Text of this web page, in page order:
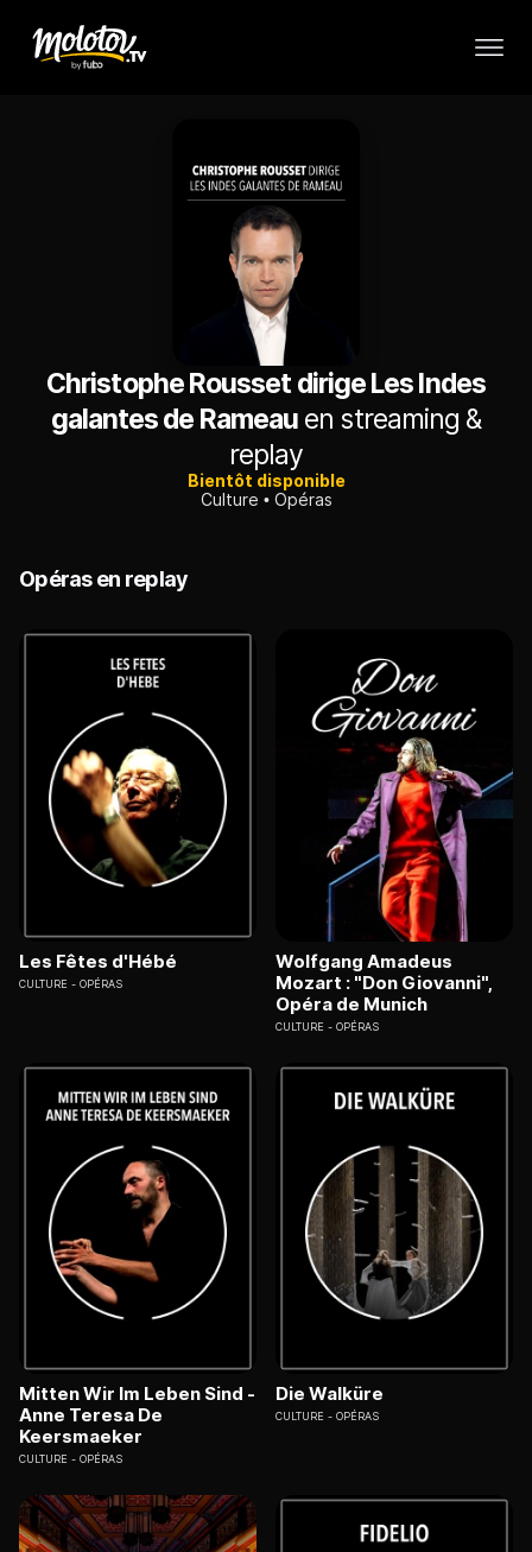
Christophe Rousset dirige Les Indes
galantes de Rameau en streaming &
replay
Bientôt disponible
Culture
Opéras
Opéras en replay
Les Fêtes d'Hébé
CULTURE OPÉRAS
Wolfgang Amadeus
Mozart : "Don Giovanni",
Opéra de Munich
CULTURE OPÉRAS
Mitten Wir Im Leben Sind -
Anne Teresa De
Keersmaeker
CULTURE OPÉRAS
Die Walküre
CULTURE OPÉRAS